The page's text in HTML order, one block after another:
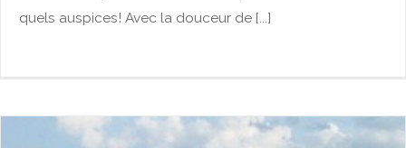
quels auspices! Avec la douceur de [...]